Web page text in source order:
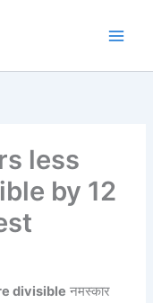
less
by 12
divisible नमस्कार